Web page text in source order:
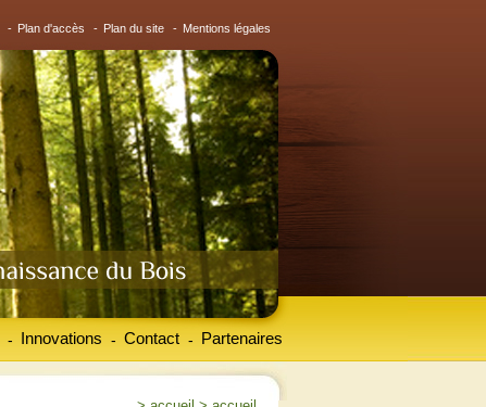
- Plan d'accès - Plan du site - Mentions légales
Innovations
- Contact
- Partenaires
-